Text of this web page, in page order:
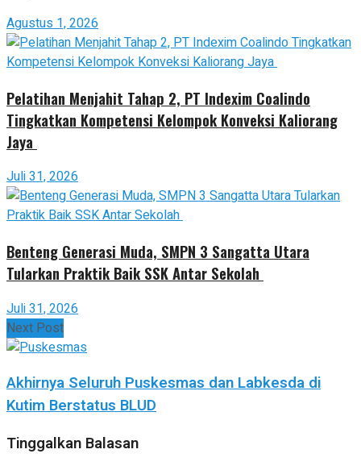
Agustus 1, 2026
Pelatihan Menjahit Tahap 2, PT Indexim Coalindo
Tingkatkan Kompetensi Kelompok Konveksi Kaliorang
Jaya
Juli 31, 2026
Benteng Generasi Muda, SMPN 3 Sangatta Utara
Tularkan Praktik Baik SSK Antar Sekolah
Juli 31, 2026
Next Post
Akhirnya Seluruh Puskesmas dan Labkesda di
Kutim Berstatus BLUD
Tinggalkan Balasan